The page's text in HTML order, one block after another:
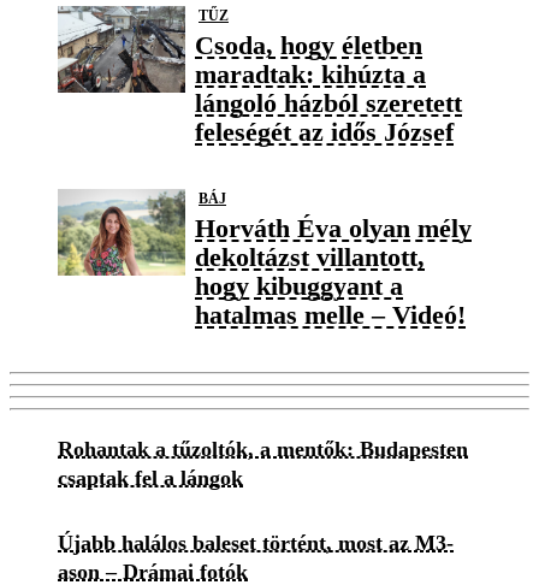
TŰZ
Csoda, hogy életben
maradtak: kihúzta a
lángoló házból szeretett
feleségét az idős József
BÁJ
Horváth Éva olyan mély
dekoltázst villantott,
hogy kibuggyant a
hatalmas melle – Videó!
Rohantak a tűzoltók, a mentők: Budapesten
csaptak fel a lángok
Újabb halálos baleset történt, most az M3-
ason – Drámai fotók